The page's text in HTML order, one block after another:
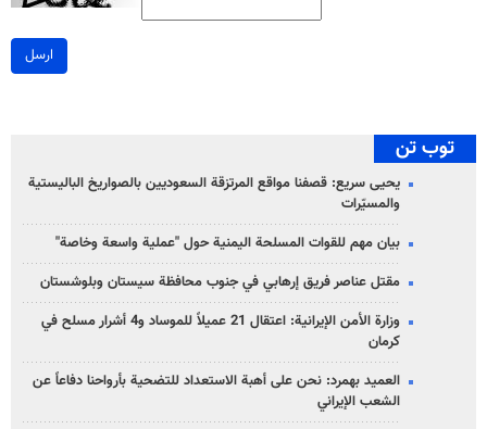
ارسل
توب تن
يحيى سريع: قصفنا مواقع المرتزقة السعوديين بالصواريخ الباليستية
والمسيّرات
بيان مهم للقوات المسلحة اليمنية حول "عملية واسعة وخاصة"
مقتل عناصر فريق إرهابي في جنوب محافظة سيستان وبلوشستان
وزارة الأمن الإيرانية: اعتقال 21 عميلاً للموساد و4 أشرار مسلح في
كرمان
العميد بهمرد: نحن على أهبة الاستعداد للتضحية بأرواحنا دفاعاً عن
الشعب الإيراني